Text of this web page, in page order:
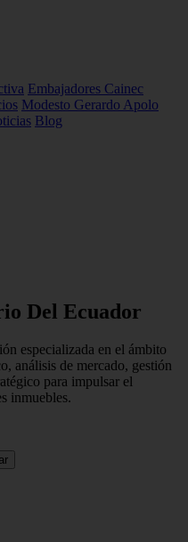
Embajadores Cainec
Modesto Gerardo Apolo
Blog
Del Ecuador
especializada en el ámbito
análisis de mercado, gestión
para impulsar el
inmuebles.